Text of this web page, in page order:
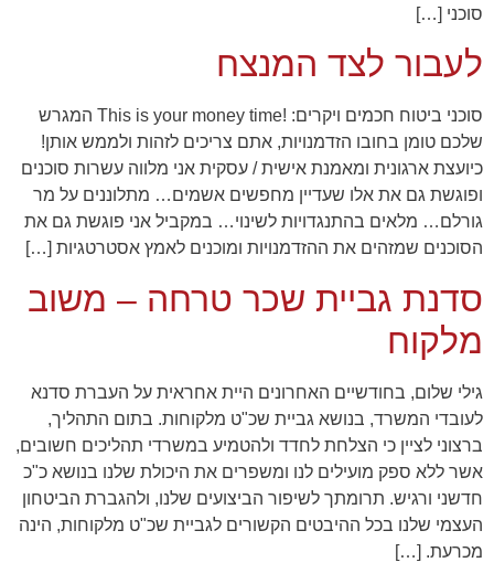
סוכני […]
לעבור לצד המנצח
סוכני ביטוח חכמים ויקרים: !This is your money time המגרש
שלכם טומן בחובו הזדמנויות, אתם צריכים לזהות ולממש אותן!
כיועצת ארגונית ומאמנת אישית / עסקית אני מלווה עשרות סוכנים
ופוגשת גם את אלו שעדיין מחפשים אשמים… מתלוננים על מר
גורלם… מלאים בהתנגדויות לשינוי… במקביל אני פוגשת גם את
הסוכנים שמזהים את ההזדמנויות ומוכנים לאמץ אסטרטגיות […]
סדנת גביית שכר טרחה – משוב
מלקוח
גילי שלום, בחודשיים האחרונים היית אחראית על העברת סדנא
לעובדי המשרד, בנושא גביית שכ"ט מלקוחות. בתום התהליך,
ברצוני לציין כי הצלחת לחדד ולהטמיע במשרדי תהליכים חשובים,
אשר ללא ספק מועילים לנו ומשפרים את היכולת שלנו בנושא כ"כ
חדשני ורגיש. תרומתך לשיפור הביצועים שלנו, ולהגברת הביטחון
העצמי שלנו בכל ההיבטים הקשורים לגביית שכ"ט מלקוחות, הינה
מכרעת. […]
הכרחי
קובצי
Cookie אלו
אינם
הם נדרשים
להפעלת
האתר.
סטטיסטיקות
כדי שנוכל
לשפר את
תפקוד האתר
בהתבסס על
אופן השימוש
באתר.